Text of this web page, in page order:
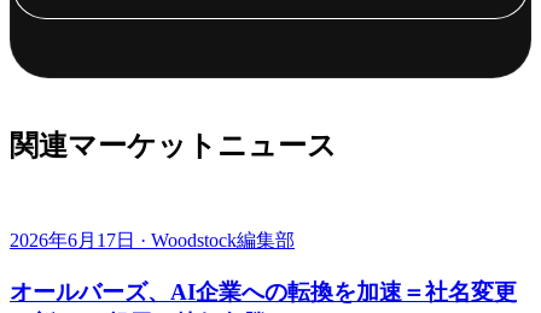
関連マーケットニュース
2026年6月17日 · Woodstock編集部
オールバーズ、AI企業への転換を加速＝社名変更